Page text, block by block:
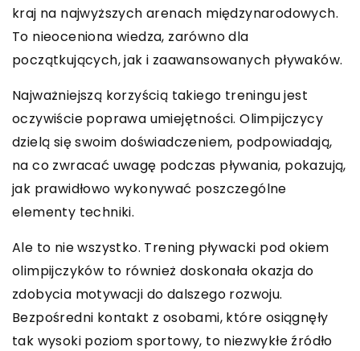
kraj na najwyższych arenach międzynarodowych.
To nieoceniona wiedza, zarówno dla
początkujących, jak i zaawansowanych pływaków.
Najważniejszą korzyścią takiego treningu jest
oczywiście poprawa umiejętności. Olimpijczycy
dzielą się swoim doświadczeniem, podpowiadają,
na co zwracać uwagę podczas pływania, pokazują,
jak prawidłowo wykonywać poszczególne
elementy techniki.
Ale to nie wszystko. Trening pływacki pod okiem
olimpijczyków to również doskonała okazja do
zdobycia motywacji do dalszego rozwoju.
Bezpośredni kontakt z osobami, które osiągnęły
tak wysoki poziom sportowy, to niezwykłe źródło